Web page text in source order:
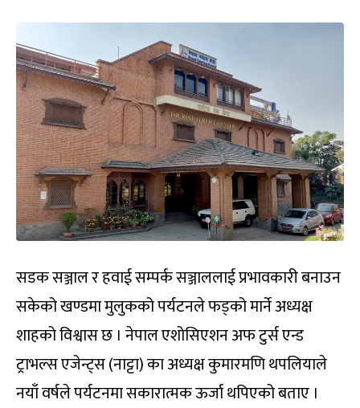
सडक सञ्जाल र हवाई सम्पर्क सञ्जाललाई प्रभावकारी बनाउन
सकेको खण्डमा मुलुकको पर्यटनले फड्को मार्ने अध्यक्ष
शाहको विश्वास छ । नेपाल एशोसिएशन अफ टुर्स एन्ड
ट्राभल्स एजेन्ट्स (नाट्टा) का अध्यक्ष कुमारमणि थपलियाले
नयाँ वर्षले पर्यटनमा सकारात्मक ऊर्जा थपिएको बताए ।